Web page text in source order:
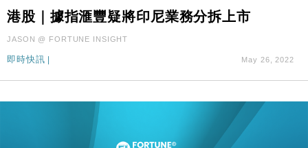
港股｜據指滙豐疑將印尼業務分拆上市
JASON @ FORTUNE INSIGHT
即時快訊 May 26, 2022